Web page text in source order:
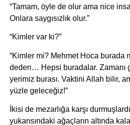
“Tamam, öyle de olur ama nice
Onlara saygısızlık olur.”
“Kimler var ki?”
“Kimler mi? Mehmet Hoca burada
deden… Hepsi buradalar. Zamanı
yerimiz burası. Vaktini Allah bilir,
yüzle geleceğiz!”
İkisi de mezarlığa karşı
yukarısındaki ağaçların altında